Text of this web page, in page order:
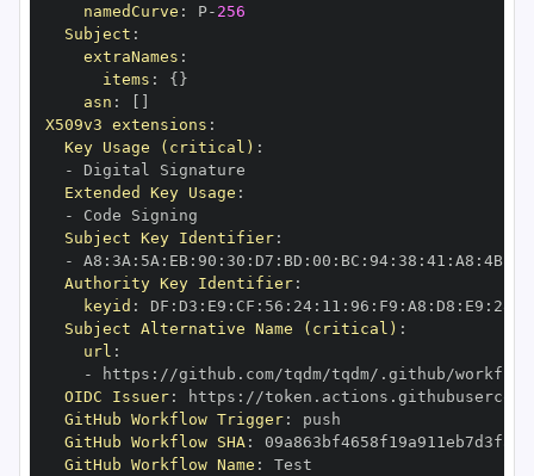
namedCurve : P- 256
Subject :
extraNames :
items : { }
asn :
X509v3 extensions :
Key Usage (critical) :
-
Extended Key Usage :
-
Subject Key Identifier:
-
A8 : 3A : 5A : EB: 90 : 30 : D7 : BD : 00 : BC : 94: 38 : 41 : A8 : 4B:
Authority Key Identifier:
keyid : DF : D3 : E9 : CF : 56 : 24: 11 : 96 : F9 : A8 : D8 : E9 : 28
Subject Alternative Name (critical) :
url :
-
https :
OIDC Issuer: https :
GitHub Workflow Trigger:
GitHub Workflow SHA:
GitHub Workflow Name :